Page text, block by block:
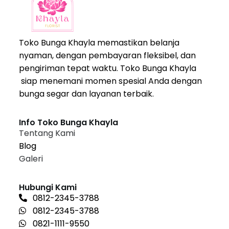
Toko Bunga Khayla memastikan belanja
nyaman, dengan pembayaran fleksibel, dan
pengiriman tepat waktu. Toko Bunga Khayla
siap menemani momen spesial Anda dengan
bunga segar dan layanan terbaik.
Info Toko Bunga Khayla
Tentang Kami
Blog
Galeri
Hubungi Kami
0812-2345-3788
0812-2345-3788
0821-1111-9550